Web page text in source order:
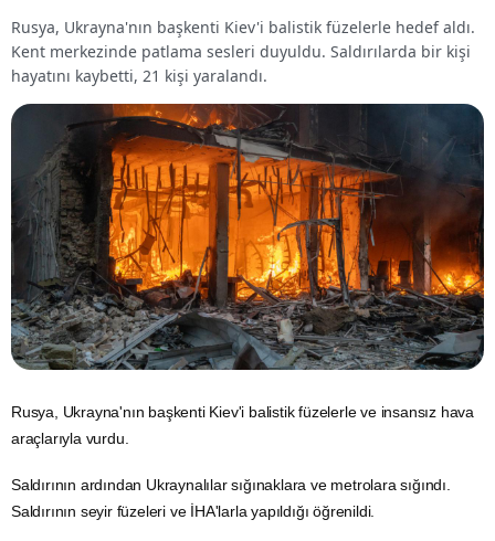
Rusya, Ukrayna'nın başkenti Kiev'i balistik füzelerle hedef aldı.
Kent merkezinde patlama sesleri duyuldu. Saldırılarda bir kişi
hayatını kaybetti, 21 kişi yaralandı.
Rusya, Ukrayna'nın başkenti Kiev'i balistik füzelerle ve insansız hava
araçlarıyla vurdu.
Saldırının ardından Ukraynalılar sığınaklara ve metrolara sığındı.
Saldırının seyir füzeleri ve İHA'larla yapıldığı öğrenildi.